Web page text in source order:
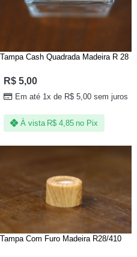
Tampa Cash Quadrada Madeira R 28
R$ 5,00
Em até 1x de R$5,00sem juros
À vista R$4,85 no Pix
Tampa Com Furo Madeira R28/410